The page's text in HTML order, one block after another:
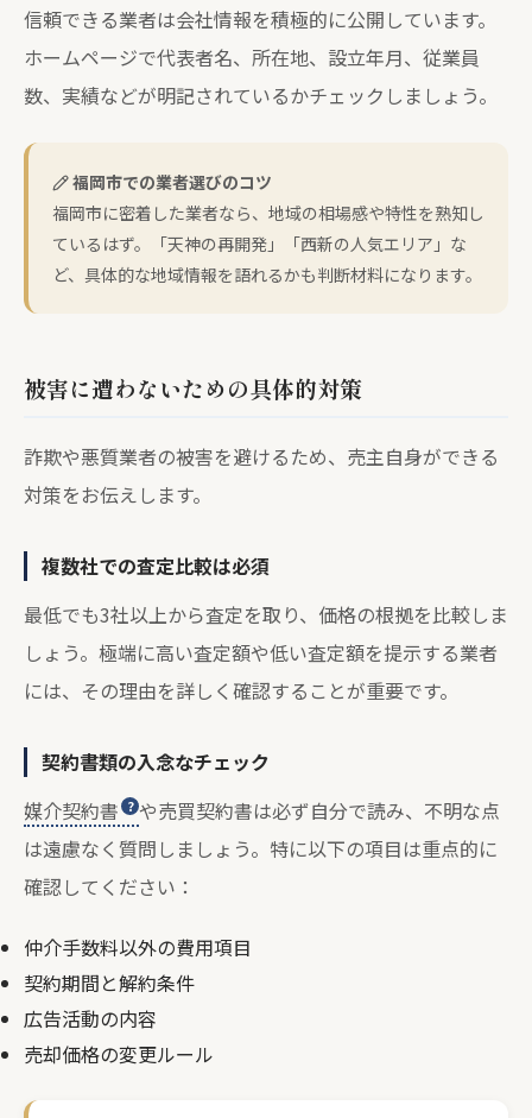
信頼できる業者は会社情報を積極的に公開しています。
ホームページで代表者名、所在地、設立年月、従業員
数、実績などが明記されているかチェックしましょう。
福岡市での業者選びのコツ
福岡市に密着した業者なら、地域の相場感や特性を熟知し
ているはず。「天神の再開発」「西新の人気エリア」な
ど、具体的な地域情報を語れるかも判断材料になります。
被害に遭わないための具体的対策
詐欺や悪質業者の被害を避けるため、売主自身ができる
対策をお伝えします。
複数社での査定比較は必須
最低でも3社以上から査定を取り、価格の根拠を比較しま
しょう。極端に高い査定額や低い査定額を提示する業者
には、その理由を詳しく確認することが重要です。
契約書類の入念なチェック
媒介契約書
や売買契約書は必ず自分で読み、不明な点
は遠慮なく質問しましょう。特に以下の項目は重点的に
確認してください：
仲介手数料以外の費用項目
契約期間と解約条件
広告活動の内容
売却価格の変更ルール